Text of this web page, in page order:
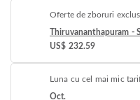
Oferte de zboruri
Thiruvananthapuram -
US$ 232.59
Luna cu cel mai mic
Oct.